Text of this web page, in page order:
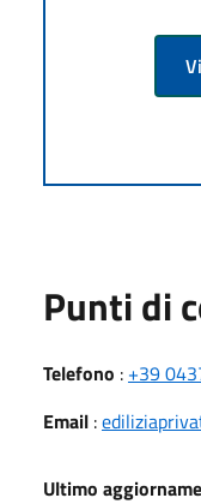
Punti di
Telefono : +39
Email :
Ultimo